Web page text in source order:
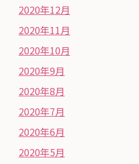
2020年12月
2020年11月
2020年10月
2020年9月
2020年8月
2020年7月
2020年6月
2020年5月